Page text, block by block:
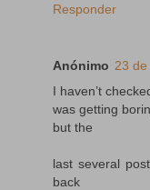
Responder
Anónimo 23
I haven’t
was getting
but the
last several
back